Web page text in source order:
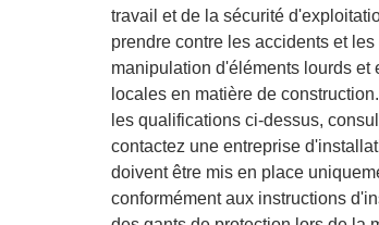
travail et de la sécurité
prendre contre les accidents et
manipulation d'éléments lourds
locales en matière de
les qualifications ci-dessus,
contactez une entreprise
doivent être mis en place
conformément aux instructions